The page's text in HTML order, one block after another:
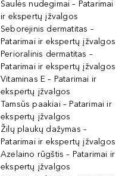
Saulės nudegimai – Patarimai
ir ekspertų įžvalgos
Seborėjinis dermatitas –
Patarimai ir ekspertų įžvalgos
Perioralinis dermatitas –
Patarimai ir ekspertų įžvalgos
Vitaminas E – Patarimai ir
ekspertų įžvalgos
Tamsūs paakiai – Patarimai ir
ekspertų įžvalgos
Žilų plaukų dažymas –
Patarimai ir ekspertų įžvalgos
Azelaino rūgštis – Patarimai ir
ekspertų įžvalgos